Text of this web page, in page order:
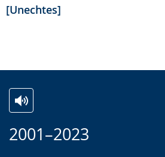
[Unechtes]
2001–2023
u
k
i